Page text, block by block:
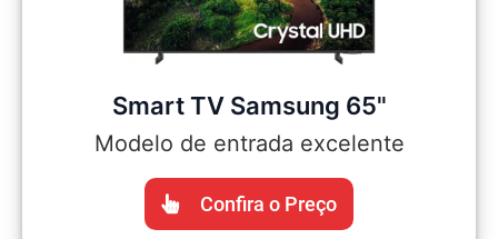
Smart TV Samsung 65"
Modelo de entrada excelente
Confira o Preço